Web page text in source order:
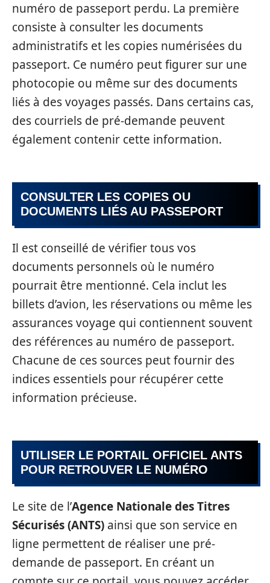
numéro de passeport perdu. La première
consiste à consulter les documents
administratifs et les copies numérisées du
passeport. Ce numéro peut figurer sur une
photocopie ou même sur des documents
liés à des voyages passés. Dans certains cas,
des courriels de pré-demande peuvent
également contenir cette information.
CONSULTER LES COPIES OU
DOCUMENTS LIÉS AU PASSEPORT
Il est conseillé de vérifier tous vos
documents personnels où le numéro
pourrait être mentionné. Cela inclut les
billets d’avion, les réservations ou même les
assurances voyage qui contiennent souvent
des références au numéro de passeport.
Chacune de ces sources peut fournir des
indices essentiels pour récupérer cette
information précieuse.
UTILISER LE PORTAIL OFFICIEL ANTS
POUR RETROUVER LE NUMÉRO
Le site de l’Agence Nationale des Titres
Sécurisés (ANTS) ainsi que son service en
ligne permettent de réaliser une pré-
demande de passeport. En créant un